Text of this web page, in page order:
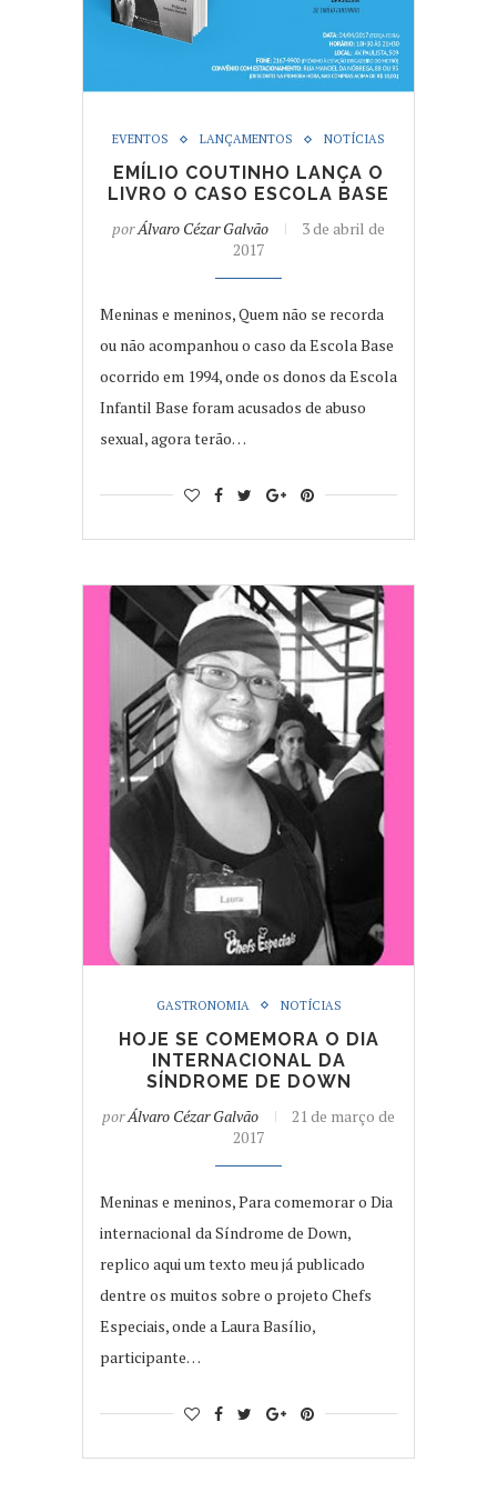
EVENTOS LANÇAMENTOS NOTÍCIAS
EMÍLIO COUTINHO LANÇA O
LIVRO O CASO ESCOLA BASE
porÁlvaro Cézar Galvão
3 de abril de
2017
Meninas e meninos, Quem não se recorda
ou não acompanhou o caso da Escola Base
ocorrido em 1994, onde os donos da Escola
Infantil Base foram acusados de abuso
sexual, agora terão…
GASTRONOMIA NOTÍCIAS
HOJE SE COMEMORA O DIA
INTERNACIONAL DA
SÍNDROME DE DOWN
porÁlvaro Cézar Galvão
21 de março de
2017
Meninas e meninos, Para comemorar o Dia
internacional da Síndrome de Down,
replico aqui um texto meu já publicado
dentre os muitos sobre o projeto Chefs
Especiais, onde a Laura Basílio,
participante…